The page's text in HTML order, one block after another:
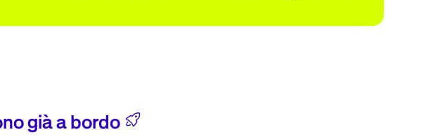
già a bordo